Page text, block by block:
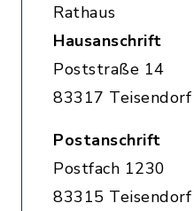
Rathaus
Hausanschrift
Poststraße 14
83317 Teisendorf
Postanschrift
Postfach 1230
83315 Teisendorf